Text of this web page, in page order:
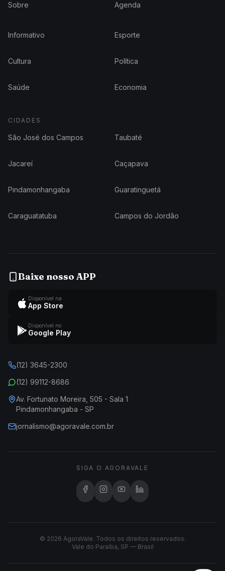
Sobre Agenda
Informativo Esporte
Cultura Política
Saúde Economia
CIDADES
São José dos Campos Taubaté
Jacareí Caçapava
Pindamonhangaba Guaratinguetá
Caraguatatuba Campos do Jordão
Baixe nosso APP
Disponível na
App Store
Disponível no
Google Play
(12) 3645-2300
(12) 99112-8686
Av. Fortunato Moreira, 505 - Sala 1
Pindamonhangaba - SP
jornalismo@agoravale.com.br
SIGA O AGORAVALE
© 2026 AgoraVale. Todos os direitos reservados.
Vale do Paraíba, SP — Brasil